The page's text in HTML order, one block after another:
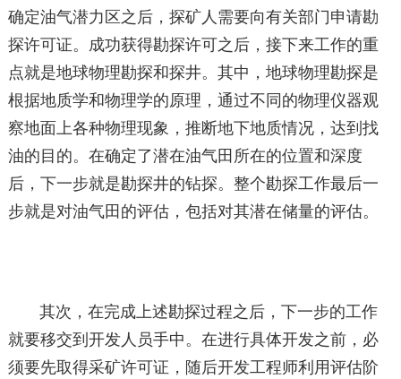
确定油气潜力区之后，探矿人需要向有关部门申请勘
探许可证。成功获得勘探许可之后，接下来工作的重
点就是地球物理勘探和探井。其中，地球物理勘探是
根据地质学和物理学的原理，通过不同的物理仪器观
察地面上各种物理现象，推断地下地质情况，达到找
油的目的。在确定了潜在油气田所在的位置和深度
后，下一步就是勘探井的钻探。整个勘探工作最后一
步就是对油气田的评估，包括对其潜在储量的评估。
其次，在完成上述勘探过程之后，下一步的工作
就要移交到开发人员手中。在进行具体开发之前，必
须要先取得采矿许可证，随后开发工程师利用评估阶